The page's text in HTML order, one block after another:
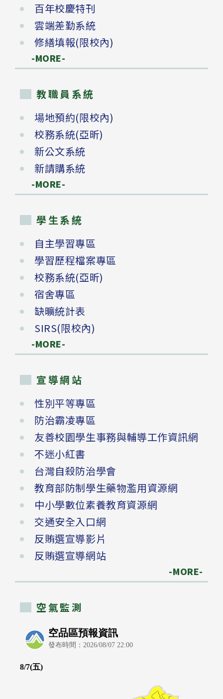
百年校慶特刊
雲端差勤系統
修繕填報(限校內)
-MORE-
教職員系統
場地預約(限校內)
校務系統(亞昕)
新公文系統
新請購系統
-MORE-
學生系統
自主學習專區
學習歷程檔案專區
校務系統(亞昕)
宿舍專區
缺曠統計表
SIRS(限校內)
-MORE-
宣導網站
性別平等專區
防治霸凌專區
友善校園學生事務與輔導工作資訊網
不迷小紅書
台灣自殺防治學會
教育部防制學生藥物濫用資源網
中小學數位素養教育資源網
交通安全入口網
反賄選宣導影片
反賄選宣導網站
-MORE-
空氣監測